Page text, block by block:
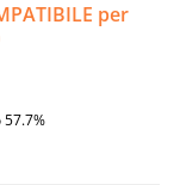
per
57.7%